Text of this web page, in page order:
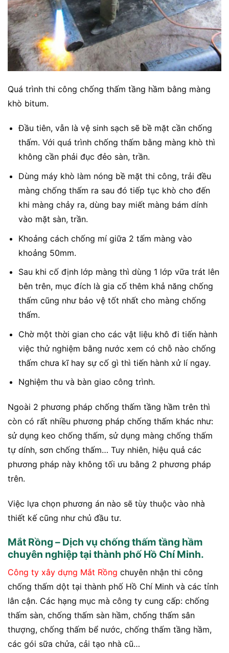
Quá trình thi công chống thấm tầng hầm bằng màng
khò bitum.
Đầu tiên, vẫn là vệ sinh sạch sẽ bề mặt cần chống
thấm. Với quá trình chống thấm bằng màng khò thì
không cần phải đục đẻo sàn, trần.
Dùng máy khò làm nóng bề mặt thi công, trải đều
màng chống thấm ra sau đó tiếp tục khò cho đến
khi màng chảy ra, dùng bay miết màng bám dính
vào mặt sàn, trần.
Khoảng cách chống mí giữa 2 tấm màng vào
khoảng 50mm.
Sau khi cố định lớp màng thì dùng 1 lớp vữa trát lên
bên trên, mục đích là gia cố thêm khả năng chống
thấm cũng như bảo vệ tốt nhất cho màng chống
thấm.
Chờ một thời gian cho các vật liệu khô đi tiến hành
việc thử nghiệm bằng nước xem có chỗ nào chống
thấm chưa kĩ hay sự cố gì thì tiến hành xử lí ngay.
Nghiệm thu và bàn giao công trình.
Ngoài 2 phương pháp chống thấm tầng hầm trên thì
còn có rất nhiều phương pháp chống thấm khác như:
sử dụng keo chống thấm, sử dụng màng chống thấm
tự dính, sơn chống thấm… Tuy nhiên, hiệu quả các
phương pháp này không tối ưu bằng 2 phương pháp
trên.
Việc lựa chọn phương án nào sẽ tùy thuộc vào nhà
thiết kế cũng như chủ đầu tư.
Mắt Rồng – Dịch vụ chống thấm tầng hầm
chuyên nghiệp tại thành phố Hồ Chí Minh.
Công ty xây dựng Mắt Rồng chuyên nhận thi công
chống thấm dột tại thành phố Hồ Chí Minh và các tỉnh
lân cận. Các hạng mục mà công ty cung cấp: chống
thấm sàn, chống thấm sàn hầm, chống thấm sân
thượng, chống thấm bể nước, chống thấm tầng hầm,
các gói sữa chửa, cải tạo nhà cũ…